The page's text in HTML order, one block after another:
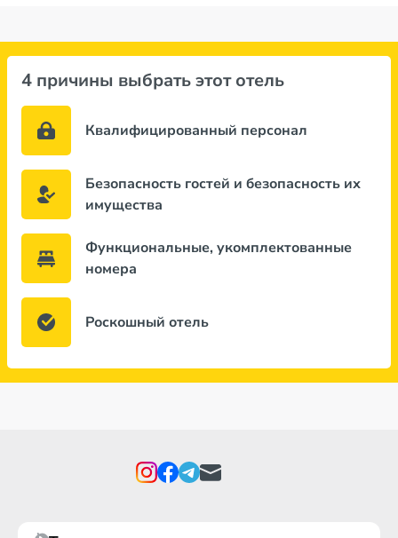
4 причины выбрать этот отель
Квалифицированный персонал
Безопасность гостей и безопасность их
имущества
Функциональные, укомплектованные
номера
Роскошный отель